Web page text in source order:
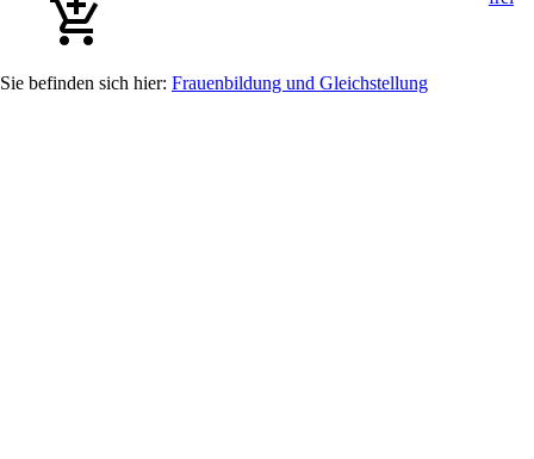
Frauenbildung und Gleichstellung